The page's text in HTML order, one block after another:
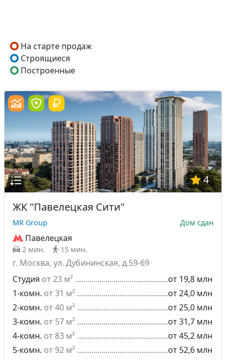
На старте продаж
Строящиеся
Построенные
4
ЖК "Павелецкая Сити"
MR Group Дом сдан
Павелецкая
2 мин. 15 мин.
г. Москва, ул. Дубининская, д.59-69
Студия от 23 м²
от 19,8 млн
1-комн. от 31 м²
от 24,0 млн
2-комн. от 40 м²
от 25,0 млн
3-комн. от 57 м²
от 31,7 млн
4-комн. от 83 м²
от 45,2 млн
5-комн. от 92 м² от 52,6 млн